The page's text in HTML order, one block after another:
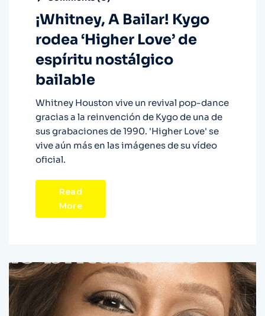
¡Whitney, A Bailar! Kygo
rodea ‘Higher Love’ de
espíritu nostálgico
bailable
Whitney Houston vive un revival pop-dance
gracias a la reinvención de Kygo de una de
sus grabaciones de 1990. 'Higher Love' se
vive aún más en las imágenes de su vídeo
oficial.
Read
More